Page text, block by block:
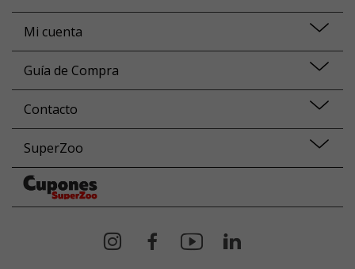
Mi cuenta
Guía de Compra
Contacto
SuperZoo